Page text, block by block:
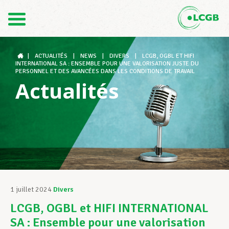
DE
Le LCGB
Structures syndicales
Assistance au Travail
Vos droits
ACTUALITÉS NEWS DIVERS
LCGB, OGBL ET HIFI
INTERNATIONAL SA : ENSEMBLE POUR UNE VALORISATION JUSTE DU
PERSONNEL ET DES AVANCÉES DANS LES CONDITIONS DE TRAVAIL
Actualités
1 juillet 2024 Divers
LCGB, OGBL et HIFI INTERNATIONAL
SA : Ensemble pour une valorisation